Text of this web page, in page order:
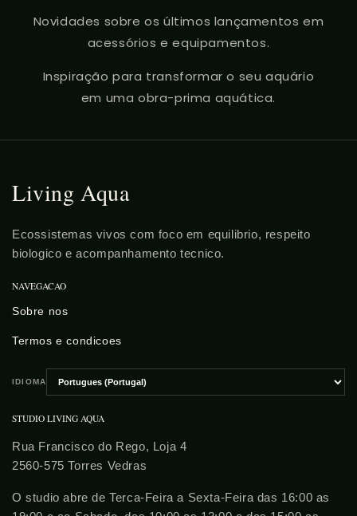
Novidades sobre os últimos lançamentos em
acessórios e equipamentos.
Inspiração para transformar o seu aquário
em uma obra-prima aquática.
Living Aqua
Ecossistemas vivos com foco em equilibrio, respeito
biologico e acompanhamento tecnico.
NAVEGACAO
Sobre nos
Termos e condicoes
IDIOMA
Escolher
idioma
STUDIO LIVING AQUA
Rua Francisco do Rego, Loja 4
2560-575 Torres Vedras
O studio abre de Terca-Feira a Sexta-Feira das 16:00 as